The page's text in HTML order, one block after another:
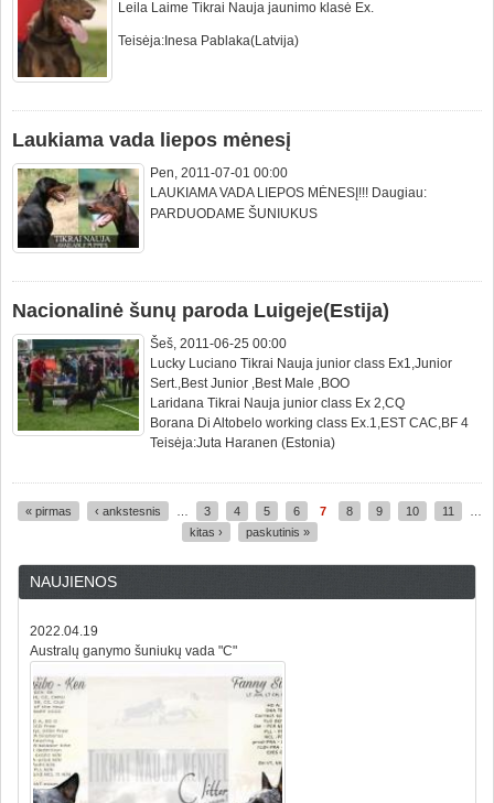
Leila Laime Tikrai Nauja jaunimo klasė Ex.
Teisėja:Inesa Pablaka(Latvija)
Laukiama vada liepos mėnesį
Pen, 2011-07-01 00:00
LAUKIAMA VADA LIEPOS MĖNESĮ!!! Daugiau:
PARDUODAME ŠUNIUKUS
Nacionalinė šunų paroda Luigeje(Estija)
Šeš, 2011-06-25 00:00
Lucky Luciano Tikrai Nauja junior class Ex1,Junior
Sert.,Best Junior ,Best Male ,BOO
Laridana Tikrai Nauja junior class Ex 2,CQ
Borana Di Altobelo working class Ex.1,EST CAC,BF 4
Teisėja:Juta Haranen (Estonia)
« pirmas ‹ ankstesnis 3 4 5 6 7 8 9 10 11
kitas ›
paskutinis »
NAUJIENOS
2022.04.19
Australų ganymo šuniukų vada "C"